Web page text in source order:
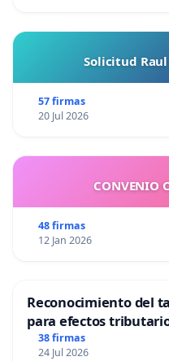
Solicitud
57 firmas
20 Jul 2026
CONVENIO
48 firmas
12 Jan 2026
Reconocimiento del
para efectos
38 firmas
24 Jul 2026